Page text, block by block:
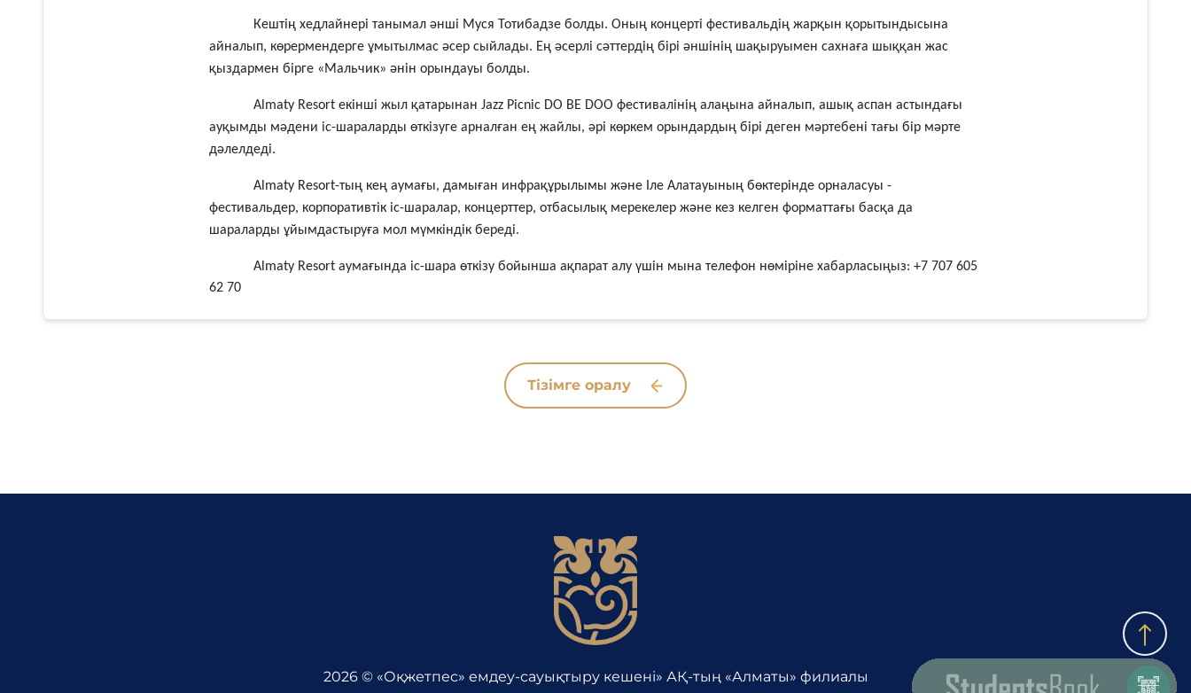
Кештің хедлайнері танымал әнші Муся Тотибадзе болды. Оның концерті фестивальдің жарқын қорытындысына
айналып, көрермендерге ұмытылмас әсер сыйлады. Ең әсерлі сәттердің бірі әншінің шақыруымен сахнаға шыққан жас
қыздармен бірге «Мальчик» әнін орындауы болды.
Almaty Resort екінші жыл қатарынан Jazz Picnic DO BE DOO фестивалінің алаңына айналып, ашық аспан астындағы
ауқымды мәдени іс-шараларды өткізуге арналған ең жайлы, әрі көркем орындардың бірі деген мәртебені тағы бір мәрте
дәлелдеді.
Almaty Resort-тың кең аумағы, дамыған инфрақұрылымы және Іле Алатауының бөктерінде орналасуы -
фестивальдер, корпоративтік іс-шаралар, концерттер, отбасылық мерекелер және кез келген форматтағы басқа да
шараларды ұйымдастыруға мол мүмкіндік береді.
Almaty Resort аумағында іс-шара өткізу бойынша ақпарат алу үшін мына телефон нөміріне хабарласыңыз: +7 707 605
62 70
Тізімге оралу
2026 © «Оқжетпес» емдеу-сауықтыру кешені» АҚ-тың «Алматы» филиалы